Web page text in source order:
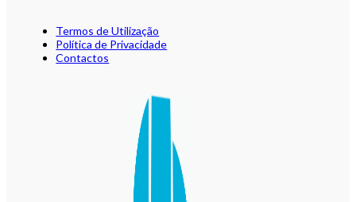
Termos de Utilização
Política de Privacidade
Contactos